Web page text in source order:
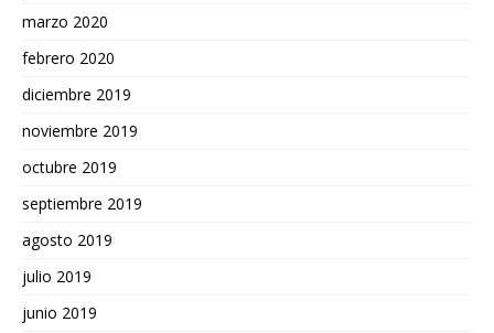
marzo 2020
febrero 2020
diciembre 2019
noviembre 2019
octubre 2019
septiembre 2019
agosto 2019
julio 2019
junio 2019